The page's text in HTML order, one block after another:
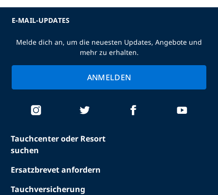
Tauchcenter oder Resort
suchen
Ersatzbrevet anfordern
Tauchversicherung
E-MAIL-UPDATES
Melde dich an, um die neuesten Updates, Angebote und
mehr zu erhalten.
ANMELDEN